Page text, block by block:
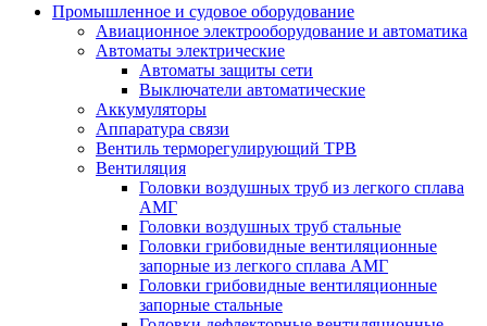
Промышленное и судовое оборудование
Авиационное электрооборудование и автоматика
Автоматы электрические
Автоматы защиты сети
Выключатели автоматические
Аккумуляторы
Аппаратура связи
Вентиль терморегулирующий ТРВ
Вентиляция
Головки воздушных труб из легкого сплава
АМГ
Головки воздушных труб стальные
Головки грибовидные вентиляционные
запорные из легкого сплава АМГ
Головки грибовидные вентиляционные
запорные стальные